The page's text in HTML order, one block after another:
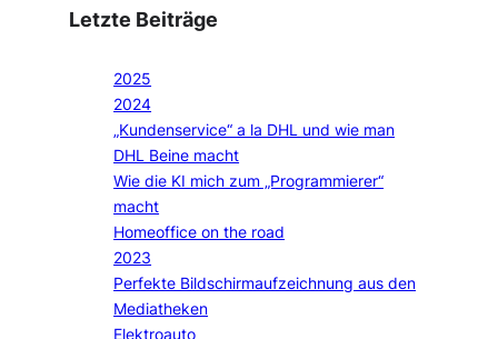
Letzte Beiträge
2025
2024
„Kundenservice“ a la DHL und wie man
DHL Beine macht
Wie die KI mich zum „Programmierer“
macht
Homeoffice on the road
2023
Perfekte Bildschirmaufzeichnung aus den
Mediatheken
Elektroauto